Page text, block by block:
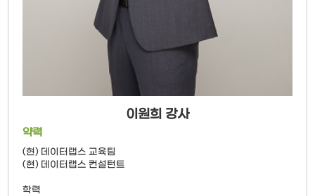
이원희 강사
약력
(현) 데이터랩스 교육팀
(현) 데이터랩스 컨설턴트
학력